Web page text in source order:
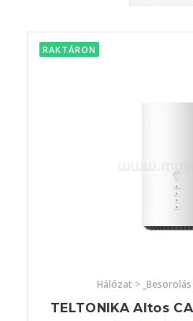
RAKTÁRON
Hálózat >
TELTONIKA Altos